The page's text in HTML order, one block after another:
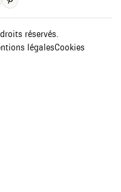
réservés.
légalesCookies